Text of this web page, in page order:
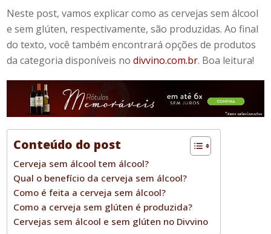
Neste post, vamos explicar como ascervejas sem álcool
e sem glúten, respectivamente, são produzidas. Ao final
do texto, você também encontrará opções de produtos
da categoria disponíveis nodivvino.com.br. Boa leitura!
Conteúdo do post
Cerveja sem álcool tem álcool?
Qual o benefício da cerveja sem álcool?
Como é feita a cerveja sem álcool?
Como a cerveja sem glúten é produzida?
Cervejas sem álcool e sem glúten no Divvino